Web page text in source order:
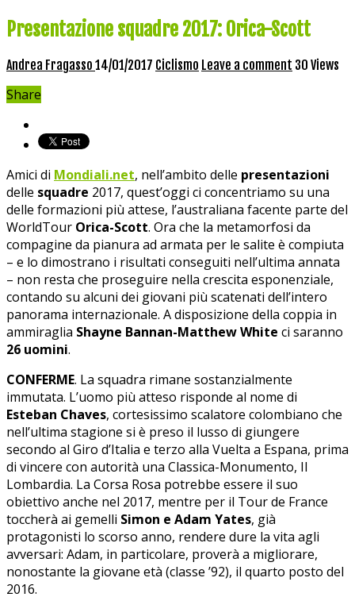
Presentazione squadre 2017: Orica-Scott
Andrea Fragasso 14/01/2017 Ciclismo Leave a comment 30 Views
Share
Amici di Mondiali.net, nell’ambito delle presentazioni
delle squadre 2017, quest’oggi ci concentriamo su una
delle formazioni più attese, l’australiana facente parte del
WorldTour Orica-Scott. Ora che la metamorfosi da
compagine da pianura ad armata per le salite è compiuta
– e lo dimostrano i risultati conseguiti nell’ultima annata
– non resta che proseguire nella crescita esponenziale,
contando su alcuni dei giovani più scatenati dell’intero
panorama internazionale. A disposizione della coppia in
ammiraglia Shayne Bannan-Matthew White ci saranno
26 uomini.
CONFERME. La squadra rimane sostanzialmente
immutata. L’uomo più atteso risponde al nome di
Esteban Chaves, cortesissimo scalatore colombiano che
nell’ultima stagione si è preso il lusso di giungere
secondo al Giro d’Italia e terzo alla Vuelta a Espana, prima
di vincere con autorità una Classica-Monumento, Il
Lombardia. La Corsa Rosa potrebbe essere il suo
obiettivo anche nel 2017, mentre per il Tour de France
toccherà ai gemelli Simon e Adam Yates, già
protagonisti lo scorso anno, rendere dure la vita agli
avversari: Adam, in particolare, proverà a migliorare,
nonostante la giovane età (classe ’92), il quarto posto del
2016.